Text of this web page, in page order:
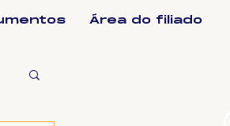
Área do filiado